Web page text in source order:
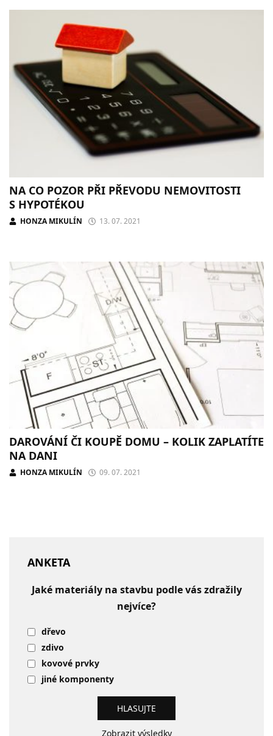
NA CO POZOR PŘI PŘEVODU NEMOVITOSTI
S HYPOTÉKOU
HONZA MIKULÍN 13. 07. 2021
DAROVÁNÍ ČI KOUPĚ DOMU – KOLIK ZAPLATÍTE
NA DANI
HONZA MIKULÍN 09. 07. 2021
ANKETA
Jaké materiály na stavbu podle vás zdražily
nejvíce?
dřevo
zdivo
kovové prvky
jiné komponenty
Zobrazit výsledky